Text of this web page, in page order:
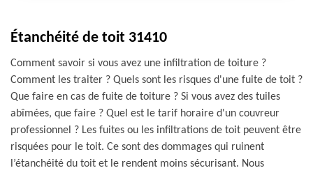
Étanchéité de toit 31410
Comment savoir si vous avez une infiltration de toiture ?
Comment les traiter ? Quels sont les risques d'une fuite de toit ?
Que faire en cas de fuite de toiture ? Si vous avez des tuiles
abîmées, que faire ? Quel est le tarif horaire d'un couvreur
professionnel ? Les fuites ou les infiltrations de toit peuvent être
risquées pour le toit. Ce sont des dommages qui ruinent
l’étanchéité du toit et le rendent moins sécurisant. Nous